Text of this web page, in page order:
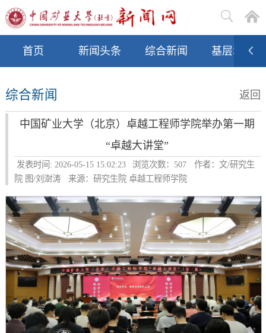
首页 新闻头条 综合新闻 基层动态
综合新闻 返回
中国矿业大学（北京）卓越工程师学院举办第一期
“卓越大讲堂”
发表时间: 2026-05-15 15:02:23 浏览次数： 507
作者：文/研究生
院 图/刘澍涛
来源：研究生院 卓越工程师学院